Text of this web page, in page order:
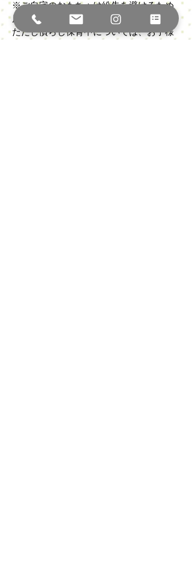
※ご自宅のおもちゃは紛失を避けるため
原則持参をお断りしております
ただし慣らし保育中については、お子様